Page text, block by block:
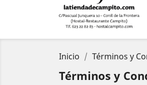
Inicio Términos y
Términos y